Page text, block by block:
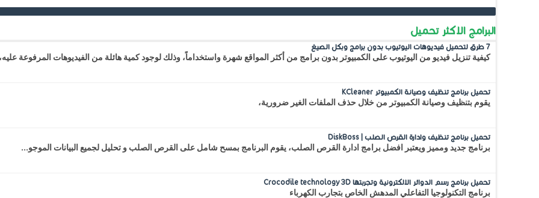
البرامج الاكثر تحميل
7 طرق لتحميل فيديوهات اليوتيوب بدون برامج وبكل الصيغ
كيفية تنزيل فيديو من اليوتيوب على الكمبيوتر بدون برامج من أكثر المواقع شهرة واستخداماً، وذلك لوجود كمية هائلة من الفيديوهات المرفوعة
تحميل برنامج تنظيف وصيانة الكمبيوتر KCleaner
يقوم بتنظيف وصيانة الكمبيوتر من خلال حذف الملفات الغير ضرورية،
تحميل برنامج تنظيف وادارة القرص الصلب | DiskBoss
برنامج جديد ومميز ويعتبر افضل برامج ادارة القرص الصلب، يقوم البرنامج بمسح شامل على القرص الصلب و تحليل لجميع البيانات الموجو...
تحميل برنامج رسم الدوائر الالكترونية وتجربتها Crocodile technology 3D
برنامج التكنولوجيا التفاعلي المدهش الخاص بتجارب الكهرباء